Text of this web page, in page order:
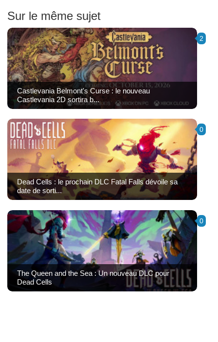
Sur le même sujet
2
Castlevania Belmont's Curse : le nouveau
Castlevania 2D sortira b...
0
Dead Cells : le prochain DLC Fatal Falls dévoile sa
date de sorti...
0
The Queen and the Sea : Un nouveau DLC pour
Dead Cells